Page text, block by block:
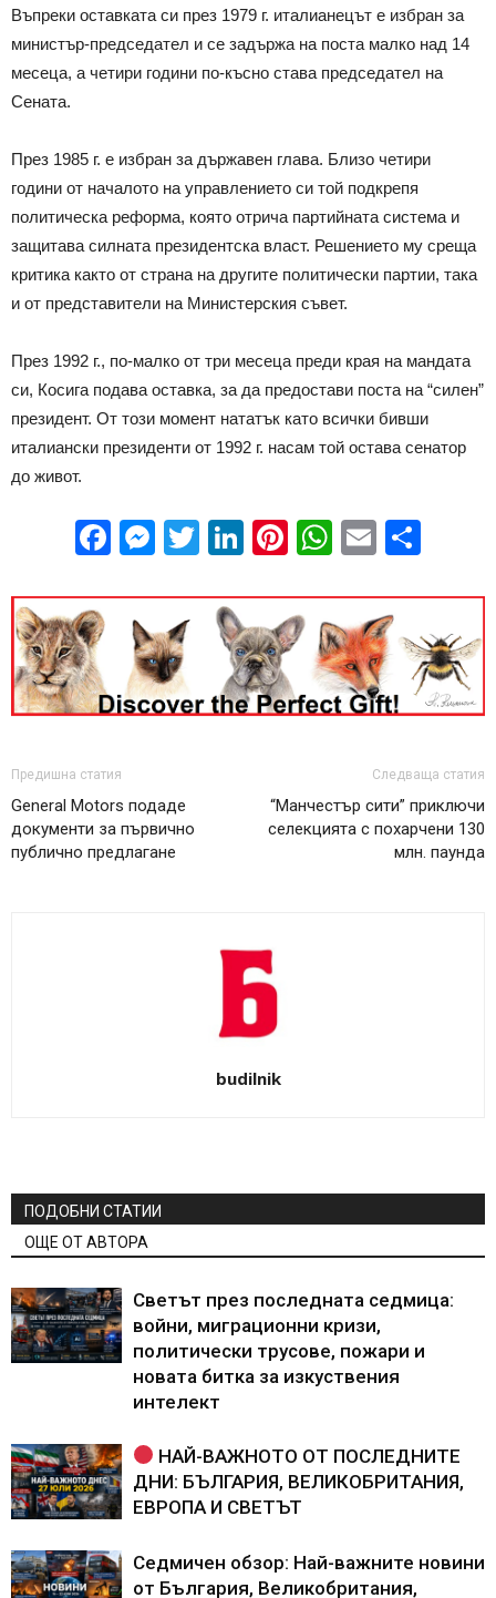
Въпреки оставката си през 1979 г. италианецът е избран за
министър-председател и се задържа на поста малко над 14
месеца, а четири години по-късно става председател на
Сената.
През 1985 г. е избран за държавен глава. Близо четири
години от началото на управлението си той подкрепя
политическа реформа, която отрича партийната система и
защитава силната президентска власт. Решението му среща
критика както от страна на другите политически партии, така
и от представители на Министерския съвет.
През 1992 г., по-малко от три месеца преди края на мандата
си, Косига подава оставка, за да предостави поста на “силен”
президент. От този момент нататък като всички бивши
италиански президенти от 1992 г. насам той остава сенатор
до живот.
Facebook
Messenger
Twitter
LinkedIn
Pinterest
WhatsApp
Email
Предишна статия
General Motors подаде
документи за първично
публично предлагане
Следваща статия
“Манчестър сити” приключи
селекцията с похарчени 130
млн. паунда
budilnik
ПОДОБНИ СТАТИИ
ОЩЕ ОТ АВТОРА
Светът през последната седмица:
войни, миграционни кризи,
политически трусове, пожари и
новата битка за изкуствения
интелект
НАЙ-ВАЖНОТО ОТ ПОСЛЕДНИТЕ
ДНИ: БЪЛГАРИЯ, ВЕЛИКОБРИТАНИЯ,
ЕВРОПА И СВЕТЪТ
Седмичен обзор: Най-важните новини
от България, Великобритания,